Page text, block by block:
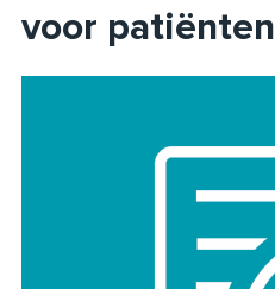
voor patiënten